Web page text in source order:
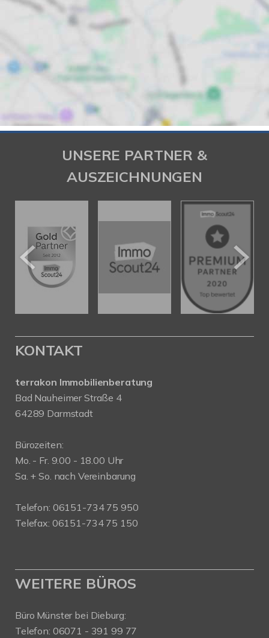
UNSERE PARTNER &
AUSZEICHNUNGEN
KONTAKT
terrakon Immobilienberatung
Bad Nauheimer Straße 4
64289 Darmstadt
Bürozeiten:
Mo. - Fr. 9.00 - 18.00 Uhr
Sa. + So. nach Vereinbarung
Telefon: 06151-734 75 950
Telefax: 06151-734 75 150
WEITERE BÜROS
Büro Münster bei Dieburg:
Telefon: 06071 - 391 99 77